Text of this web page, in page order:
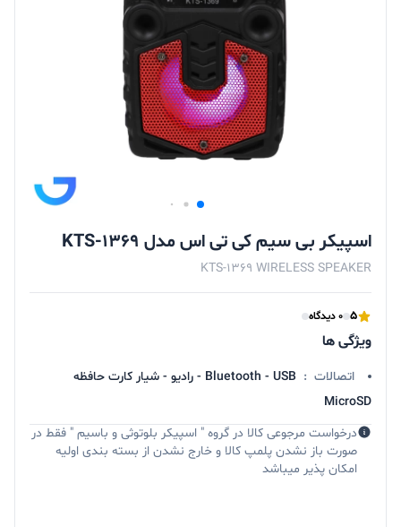
اسپیکر بی سیم کی تی اس مدل KTS-1369
KTS-1369 WIRELESS SPEAKER
5 0 دیدگاه
ویژگی ها
اتصالات :
Bluetooth - USB - رادیو - شیار کارت حافظه
MicroSD
درخواست مرجوعی کالا در گروه " اسپیکر بلوتوثی و باسیم " فقط در
صورت باز نشدن پلمپ کالا و خارج نشدن از بسته بندی اولیه
امکان پذیر میباشد